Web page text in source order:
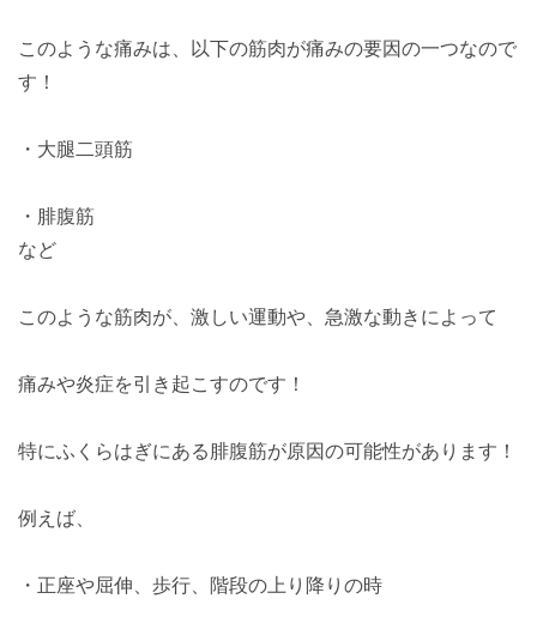
このような痛みは、以下の筋肉が痛みの要因の一つなので
す！
・大腿二頭筋
・腓腹筋
など
このような筋肉が、激しい運動や、急激な動きによって
痛みや炎症を引き起こすのです！
特にふくらはぎにある腓腹筋が原因の可能性があります！
例えば、
・正座や屈伸、歩行、階段の上り降りの時